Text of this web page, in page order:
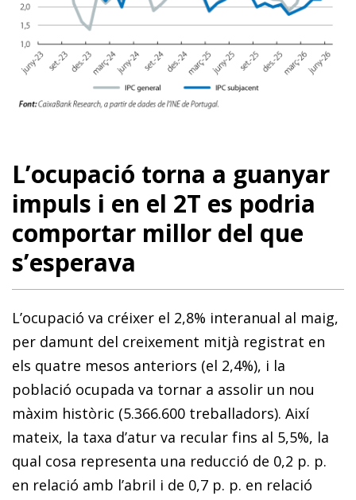
L’ocupació torna a guanyar
impuls i en el 2T es podria
comportar millor del que
s’esperava
L’ocupació va créixer el 2,8% inter­anual al maig,
per damunt del creixement mitjà registrat en
els quatre mesos anteriors (el 2,4%), i la
població ocupada va tornar a assolir un nou
màxim històric (5.366.600 treballadors). Així
mateix, la taxa d’atur va recular fins al 5,5%, la
qual cosa representa una reducció de 0,2 p. p.
en relació amb l’abril i de 0,7 p. p. en relació